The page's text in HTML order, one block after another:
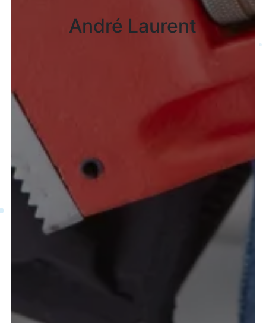
André Laurent